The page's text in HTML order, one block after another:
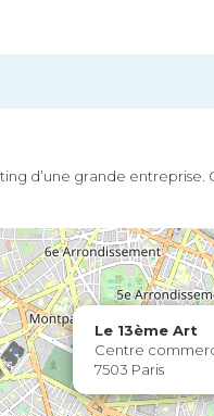
d’une grande entreprise.
Le 13ème Art
Centre
7503 Paris